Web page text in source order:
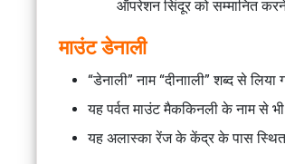
ऑपरेशन सिंदूरको सम्मानित
माउंट डेनाली
“डेनाली” नाम“दीनााली” शब्द से लिया
यह पर्वतमाउंट मैककिनलीके नाम से
यह अलास्का रेंजके केंद्र के पास स्थित